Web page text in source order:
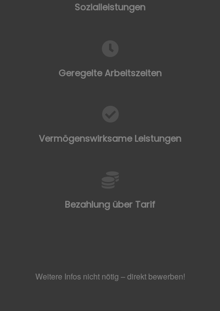
Sozialleistungen
Geregelte Arbeitszeiten
Vermögenswirksame Leistungen
Bezahlung über Tarif
Weitere Infos nicht nötig – direkt bewerben!